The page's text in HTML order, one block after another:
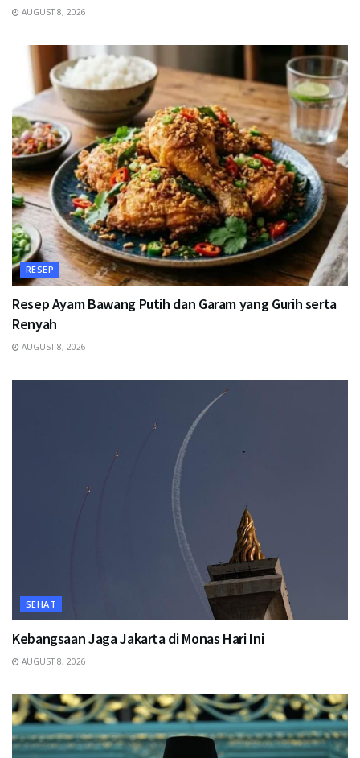
AUGUST 8, 2026
RESEP
Resep Ayam Bawang Putih dan Garam yang Gurih serta
Renyah
AUGUST 8, 2026
SEHAT
Kebangsaan Jaga Jakarta di Monas Hari Ini
AUGUST 8, 2026